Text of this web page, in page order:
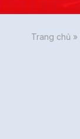
Trang chủ »